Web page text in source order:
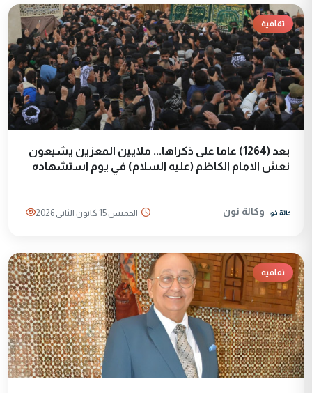
ثقافية
بعد (1264) عاما على ذكراها... ملايين المعزين يشيعون
نعش الامام الكاظم (عليه السلام) في يوم استشهاده
وكالة نون الخميس 15 كانون الثاني 2026
ثقافية